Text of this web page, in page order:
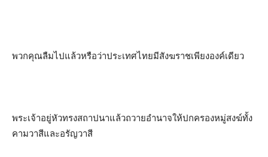
พวกคุณลืมไปแล้วหรือว่าประเทศไทยมีสังฆราชเพียงองค์เดียว
พระเจ้าอยู่หัวทรงสถาปนาแล้วถวายอำนาจให้ปกครองหมู่สงฆ์ทั้ง
คามวาสีและอรัญวาสี